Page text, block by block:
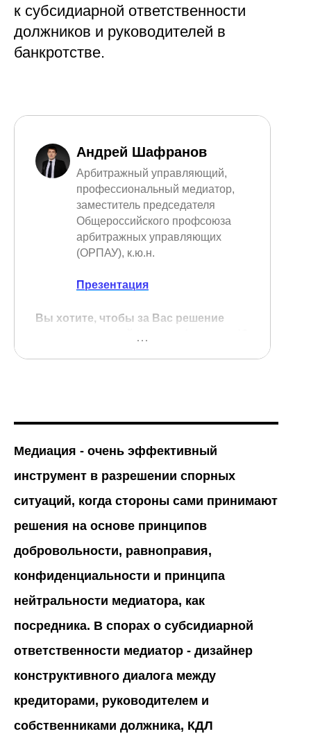
к субсидиарной ответственности
должников и руководителей в
банкротстве.
Андрей Шафранов
Арбитражный управляющий,
профессиональный медиатор,
заместитель председателя
Общероссийского профсоюза
арбитражных управляющих
(ОРПАУ), к.ю.н.
Презентация
Вы хотите, чтобы за Вас решение
удовлетворяют;
- по результатам которой можно как
прекратить, так и завершить процедуру
банкротства;
- позволяет прекратить все или часть
обособленных споров в банкротстве
ответственность, взыскание убытков с
АУ и др);
сразу несколько процедур банкротства;
- позволяет сохранить полную
Медиация - очень эффективный
инструмент в разрешении спорных
ситуаций, когда стороны сами принимают
решения на основе принципов
добровольности, равноправия,
конфиденциальности и принципа
нейтральности медиатора, как
посредника. В спорах о субсидиарной
ответственности медиатор - дизайнер
конструктивного диалога между
кредиторами, руководителем и
собственниками должника, КДЛ